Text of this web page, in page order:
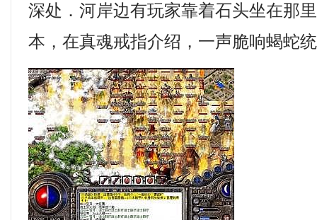
深处．河岸边有玩家靠着石头坐在那
本，在真魂戒指介绍，一声脆响蝎蛇